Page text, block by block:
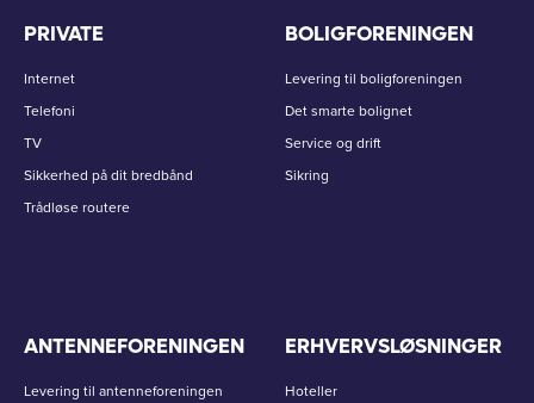
PRIVATE
Internet
Telefoni
TV
Sikkerhed på dit bredbånd
Trådløse routere
BOLIGFORENINGEN
Levering til boligforeningen
Det smarte bolignet
Service og drift
Sikring
ANTENNEFORENINGEN
Levering til antenneforeningen
ERHVERVSLØSNINGER
Hoteller